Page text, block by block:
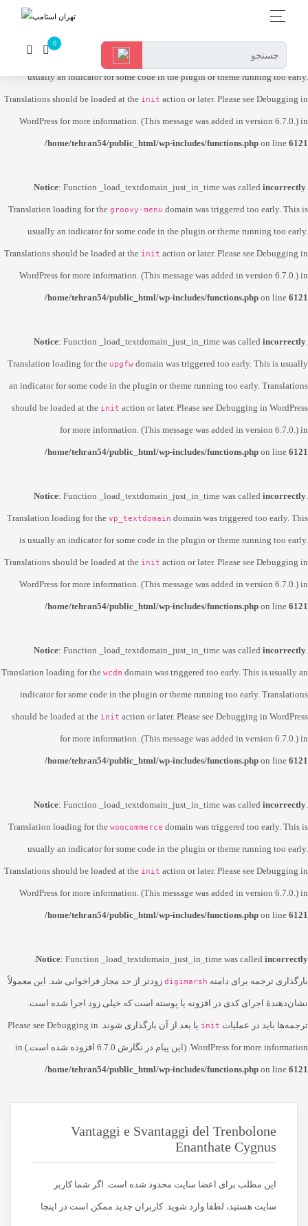
Translation loading for the dokan-lite domain was triggered too early. This is
usually an indicator for some code in the plugin or theme running too early.
Translations should be loaded at the init action or later. Please see Debugging in
WordPress for more information. (This message was added in version 6.7.0.) in
/home/tehran54/public_html/wp-includes/functions.php on line 6121
Notice: Function _load_textdomain_just_in_time was called incorrectly.
Translation loading for the groovy-menu domain was triggered too early. This is
usually an indicator for some code in the plugin or theme running too early.
Translations should be loaded at the init action or later. Please see Debugging in
WordPress for more information. (This message was added in version 6.7.0.) in
/home/tehran54/public_html/wp-includes/functions.php on line 6121
Notice: Function _load_textdomain_just_in_time was called incorrectly.
Translation loading for the upgfw domain was triggered too early. This is usually
an indicator for some code in the plugin or theme running too early. Translations
should be loaded at the init action or later. Please see Debugging in WordPress
for more information. (This message was added in version 6.7.0.) in
/home/tehran54/public_html/wp-includes/functions.php on line 6121
Notice: Function _load_textdomain_just_in_time was called incorrectly.
Translation loading for the vp_textdomain domain was triggered too early. This
is usually an indicator for some code in the plugin or theme running too early.
Translations should be loaded at the init action or later. Please see Debugging in
WordPress for more information. (This message was added in version 6.7.0.) in
/home/tehran54/public_html/wp-includes/functions.php on line 6121
Notice: Function _load_textdomain_just_in_time was called incorrectly.
Translation loading for the wcdm domain was triggered too early. This is usually an
indicator for some code in the plugin or theme running too early. Translations
should be loaded at the init action or later. Please see Debugging in WordPress
for more information. (This message was added in version 6.7.0.) in
/home/tehran54/public_html/wp-includes/functions.php on line 6121
Notice: Function _load_textdomain_just_in_time was called incorrectly.
Translation loading for the woocommerce domain was triggered too early. This is
usually an indicator for some code in the plugin or theme running too early.
Translations should be loaded at the init action or later. Please see Debugging in
WordPress for more information. (This message was added in version 6.7.0.) in
/home/tehran54/public_html/wp-includes/functions.php on line 6121
Notice: Function _load_textdomain_just_in_time was called incorrectly
.
بارگذاری ترجمه برای دامنه digimarsh زودتر از حد مجاز فراخوانی شد. این معمولاً
نشان‌دهندهٔ اجرای کدی در افزونه یا پوسته است که خیلی زود اجرا شده است.
ترجمه‌ها باید در عملیات init یا بعد از آن بارگذاری شوند. Please see Debugging in
WordPress for more information. (این پیام در نگارش 6.7.0 افزوده شده است.) in
/home/tehran54/public_html/wp-includes/functions.php on line 6121
Vantaggi e Svantaggi del Trenbolone
Enanthate Cygnus
این مطلب برای اعضا سایت محدود شده است. اگر شما کاربر
سایت هستید، لطفا وارد شوید. کاربران جدید ممکن است در اینجا